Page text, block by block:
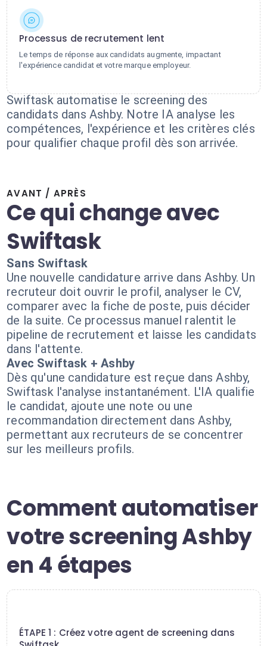
Processus de recrutement lent
Le temps de réponse aux candidats augmente, impactant
l'expérience candidat et votre marque employeur.
Swiftask automatise le screening des
candidats dans Ashby. Notre IA analyse les
compétences, l'expérience et les critères clés
pour qualifier chaque profil dès son arrivée.
AVANT / APRÈS
Ce qui change avec
Swiftask
Sans Swiftask
Une nouvelle candidature arrive dans Ashby. Un
recruteur doit ouvrir le profil, analyser le CV,
comparer avec la fiche de poste, puis décider
de la suite. Ce processus manuel ralentit le
pipeline de recrutement et laisse les candidats
dans l'attente.
Avec Swiftask + Ashby
Dès qu'une candidature est reçue dans Ashby,
Swiftask l'analyse instantanément. L'IA qualifie
le candidat, ajoute une note ou une
recommandation directement dans Ashby,
permettant aux recruteurs de se concentrer
sur les meilleurs profils.
Comment automatiser
votre screening Ashby
en 4 étapes
ÉTAPE 1 : Créez votre agent de screening dans